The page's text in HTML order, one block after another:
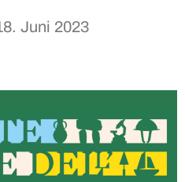
Juni 2023